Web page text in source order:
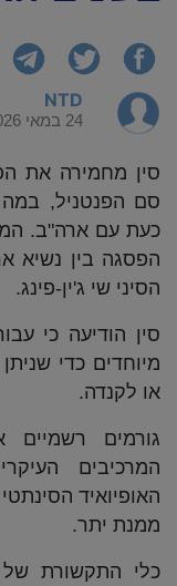
NTD
24 במאי 2026 |
סין מחמירה את
סם הפנטניל, במה
כעת עם ארה"ב.
הפסגה בין נשיא
הסיני שי ג'ין-פינג.
מיוחדים כדי
או לקנדה.
גורמים רשמיים
המרכיבים
האופיואיד
ממנת יתר.
כלי התקשורת